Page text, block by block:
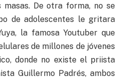
De otra forma, no se
de adolescentes le gritara
la famosa Youtuber que
de millones de jóvenes
donde no existe el priista
Guillermo Padrés, ambos